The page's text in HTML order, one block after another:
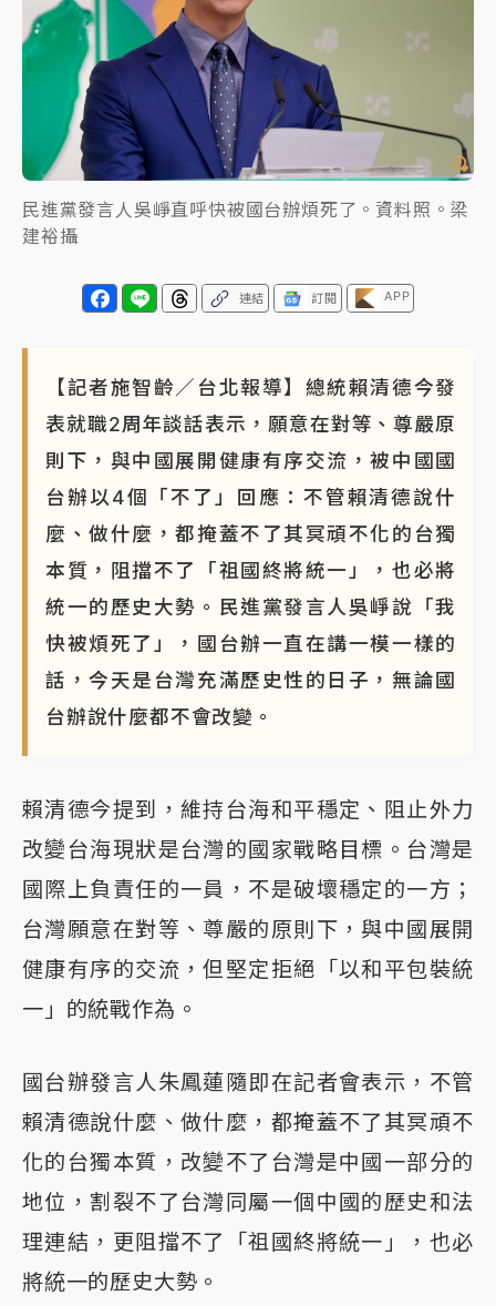
周六起展出延長至晚上7時
台東農業處長涉圖利渡假村！東檢抗告成功 今重開羈
父親節泡湯了！中颱白海豚雨彈轟3天 「紅到發紫」降
雨熱區曝
民進黨發言人吳崢直呼快被國台辦煩死了。資料照。梁
建裕攝
連結 訂閱 APP
【記者施智齡／台北報導】總統賴清德今發
表就職2周年談話表示，願意在對等、尊嚴原
則下，與中國展開健康有序交流，被中國國
台辦以4個「不了」回應：不管賴清德說什
麼、做什麼，都掩蓋不了其冥頑不化的台獨
本質，阻擋不了「祖國終將統一」，也必將
統一的歷史大勢。民進黨發言人吳崢說「我
快被煩死了」，國台辦一直在講一模一樣的
話，今天是台灣充滿歷史性的日子，無論國
台辦說什麼都不會改變。
賴清德今提到，維持台海和平穩定、阻止外力
改變台海現狀是台灣的國家戰略目標。台灣是
國際上負責任的一員，不是破壞穩定的一方；
台灣願意在對等、尊嚴的原則下，與中國展開
健康有序的交流，但堅定拒絕「以和平包裝統
一」的統戰作為。
國台辦發言人朱鳳蓮隨即在記者會表示，不管
賴清德說什麼、做什麼，都掩蓋不了其冥頑不
化的台獨本質，改變不了台灣是中國一部分的
地位，割裂不了台灣同屬一個中國的歷史和法
理連結，更阻擋不了「祖國終將統一」，也必
將統一的歷史大勢。